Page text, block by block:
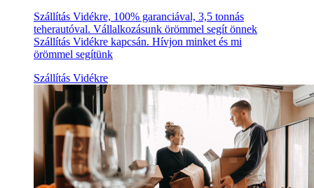
Szállítás Vidékre, 100% garanciával, 3,5 tonnás
teherautóval. Vállalkozásunk örömmel segít önnek
Szállítás Vidékre kapcsán. Hívjon minket és mi
örömmel segítünk
Szállítás Vidékre